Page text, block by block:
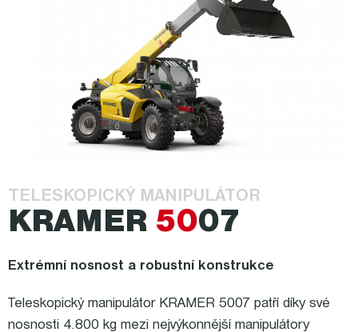
TELESKOPICKÝ MANIPULÁTOR
KRAMER 5007
Extrémní nosnost a robustní konstrukce
Teleskopický manipulátor KRAMER 5007 patří díky své
nosnosti 4.800 kg mezi nejvýkonnější manipulátory